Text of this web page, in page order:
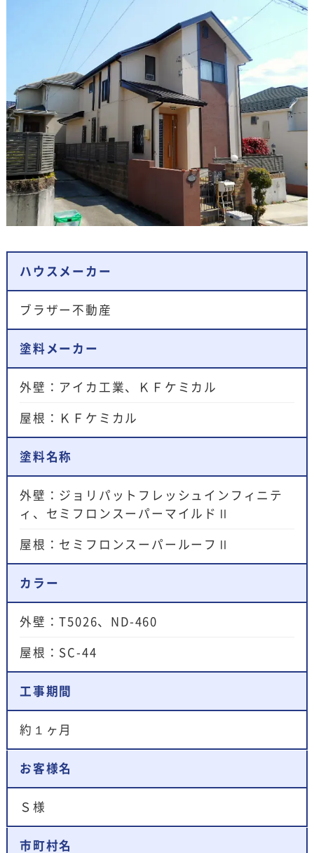
ハウスメーカー
ブラザー不動産
塗料メーカー
外壁：アイカ工業、ＫＦケミカル
屋根：ＫＦケミカル
塗料名称
外壁：ジョリパットフレッシュインフィニテ
ィ、セミフロンスーパーマイルドⅡ
屋根：セミフロンスーパールーフⅡ
カラー
外壁：T5026、ND-460
屋根：SC-44
工事期間
約１ヶ月
お客様名
Ｓ様
市町村名